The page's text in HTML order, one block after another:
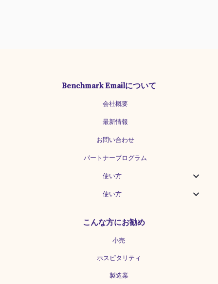
か？ メールとSNSの親和性の高さ SNSと
メールはいずれも、顧客や見込み客との
関係を深めるために有効なチャネルで
等のコンテンツを、メルマガとSNSの両
けることができます。 当社が実施した調
ことがわかりました。 約7割の方が「メ
に行くことがある」と回答し、約6割の方
が「SNSアカウントをきっかけにメルマ
ガを購読したことがある」と回答してい
id=\"attachment_34608\"
align=\"alignnone\" width=\"500\"]
Benchmark Email「メールマガジン購読
Benchmark Emailについて
会社概要
最新情報
お問い合わせ
パートナープログラム
使い方
使い方
こんな方にお勧め
小売
ホスピタリティ
製造業